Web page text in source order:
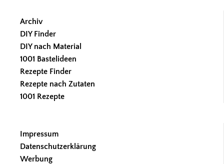
Archiv
DIY Finder
DIY nach Material
1001 Bastelideen
Rezepte Finder
Rezepte nach Zutaten
1001 Rezepte
Impressum
Datenschutzerklärung
Werbung